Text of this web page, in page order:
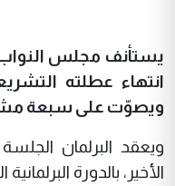
يستأنف مجلس النواب
انتهاء عطلته
ويصوّت على سبعة